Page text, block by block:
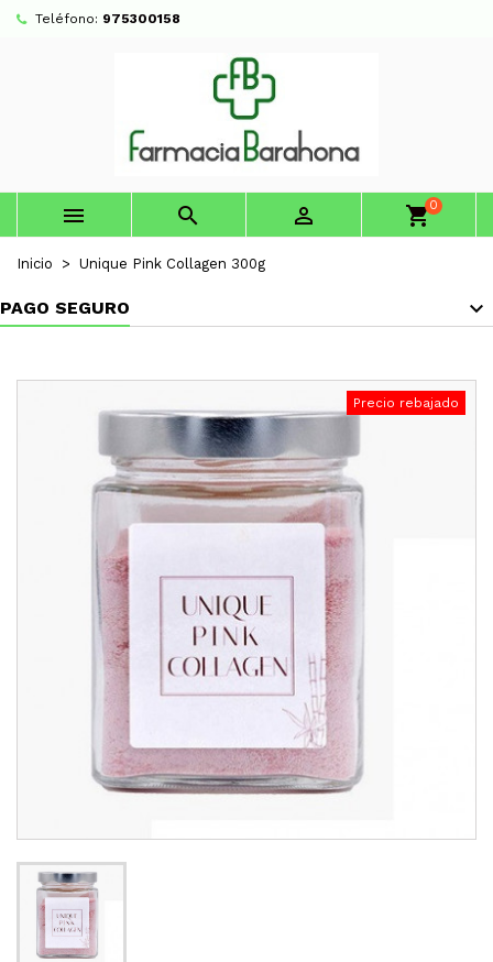
Teléfono: 975300158
   shopping_cart0
Inicio Unique Pink Collagen 300g
PAGO SEGURO
Precio rebajado